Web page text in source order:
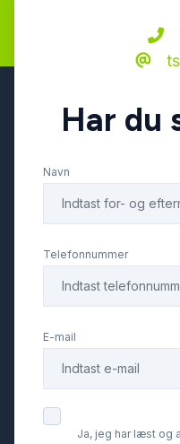
kørecomputer
LED baglygter
LED kørelys
læderrat
multifunktionsrat
musikstreaming via
Har du
Navn
Telefonnummer
E-mail
Ja, jeg har læst og